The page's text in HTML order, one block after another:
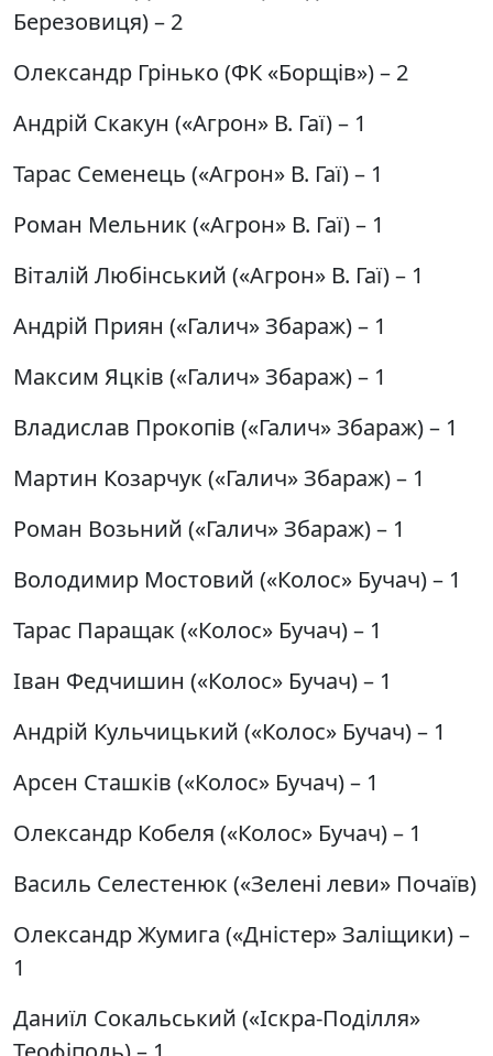
Березовиця) – 2
Олександр Грінько (ФК «Борщів») – 2
Андрій Скакун («Агрон» В. Гаї) – 1
Тарас Семенець («Агрон» В. Гаї) – 1
Роман Мельник («Агрон» В. Гаї) – 1
Віталій Любінський («Агрон» В. Гаї) – 1
Андрій Приян («Галич» Збараж) – 1
Максим Яцків («Галич» Збараж) – 1
Владислав Прокопів («Галич» Збараж) – 1
Мартин Козарчук («Галич» Збараж) – 1
Роман Возьний («Галич» Збараж) – 1
Володимир Мостовий («Колос» Бучач) – 1
Тарас Паращак («Колос» Бучач) – 1
Іван Федчишин («Колос» Бучач) – 1
Андрій Кульчицький («Колос» Бучач) – 1
Арсен Сташків («Колос» Бучач) – 1
Олександр Кобеля («Колос» Бучач) – 1
Василь Селестенюк («Зелені леви» Почаїв)
Олександр Жумига («Дністер» Заліщики) –
1
Даниїл Сокальський («Іскра-Поділля»